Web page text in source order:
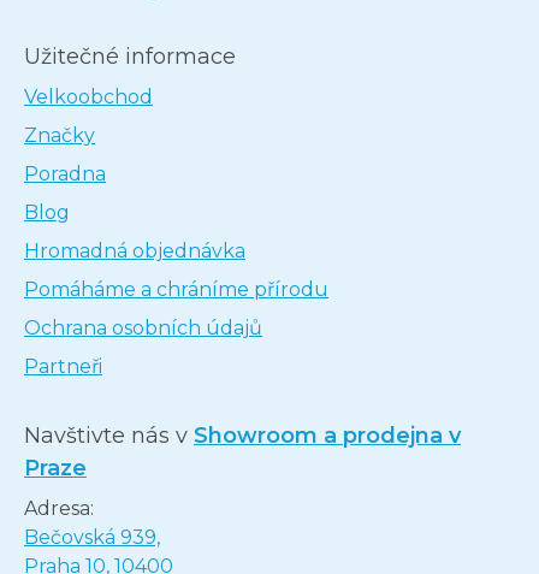
Užitečné informace
Velkoobchod
Značky
Poradna
Blog
Hromadná objednávka
Pomáháme a chráníme přírodu
Ochrana osobních údajů
Partneři
Navštivte nás v Showroom a prodejna v
Praze
Adresa:
Bečovská 939,
Praha 10, 10400